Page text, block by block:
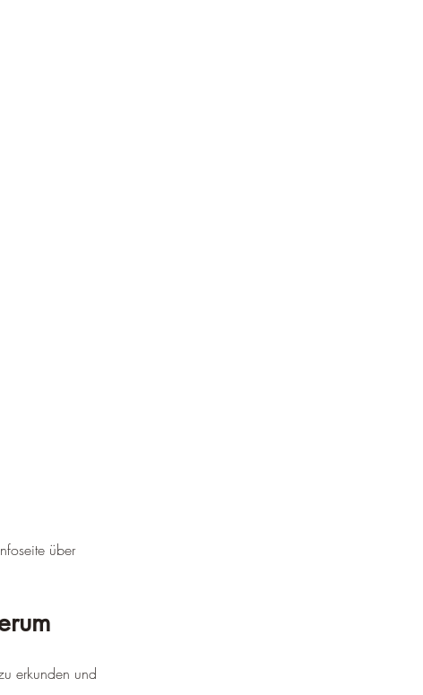
über
erkunden und